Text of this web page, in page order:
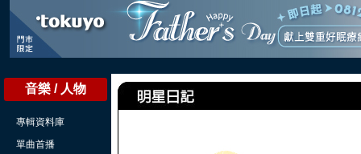
音樂 / 人物
專輯資料庫
單曲首播